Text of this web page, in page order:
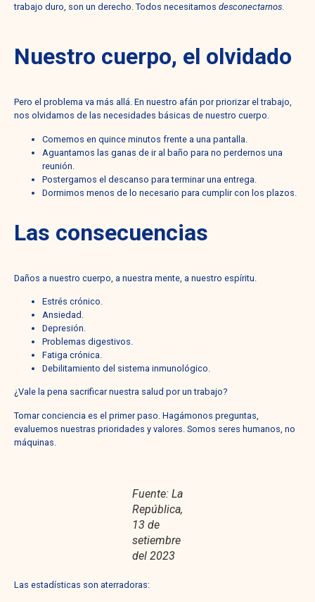
trabajo duro, son un derecho. Todos necesitamos desconectarnos
Nuestro cuerpo, el olvidado
Pero el problema va más allá. En nuestro afán por priorizar el trabajo,
nos olvidamos de las necesidades básicas de nuestro cuerpo.
Comemos en quince minutos frente a una pantalla.
Aguantamos las ganas de ir al baño para no perdernos una
reunión.
Postergamos el descanso para terminar una entrega.
Dormimos menos de lo necesario para cumplir con los plazos.
Las consecuencias
Daños a nuestro cuerpo, a nuestra mente, a nuestro espíritu.
Estrés crónico.
Ansiedad.
Depresión.
Problemas digestivos.
Fatiga crónica.
Debilitamiento del sistema inmunológico.
¿Vale la pena sacrificar nuestra salud por un trabajo?
Tomar conciencia es el primer paso. Hagámonos preguntas,
evaluemos nuestras prioridades y valores. Somos seres humanos, no
máquinas.
Fuente: La
República,
13 de
setiembre
del 2023
Las estadísticas son aterradoras: